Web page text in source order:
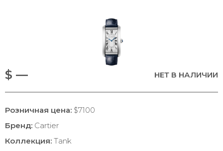
$ — НЕТ В НАЛИЧИИ
Розничная цена: $7100
Бренд: Cartier
Коллекция: Tank